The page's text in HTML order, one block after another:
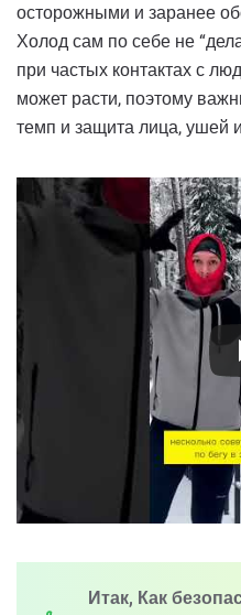
осторожными и заранее
Холод сам по себе не
при частых контактах с
может расти, поэтому
темп и защита лица, ушей
Итак, Как